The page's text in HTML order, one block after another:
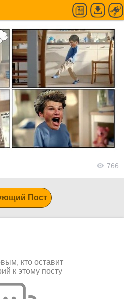
Лейс по дому
766
Пост
кто оставит
к этому посту